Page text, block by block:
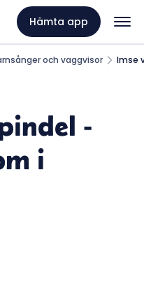
Hämta app
och vaggvisor Imse
-
i